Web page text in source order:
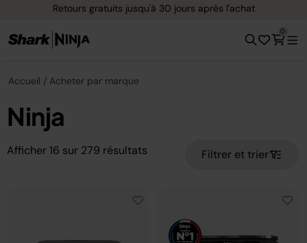
Retours gratuits jusqu'à 30 jours après l'achat
0
Accueil Acheter par marque
Ninja
Afficher 16 sur 279 résultats Filtrer et trier